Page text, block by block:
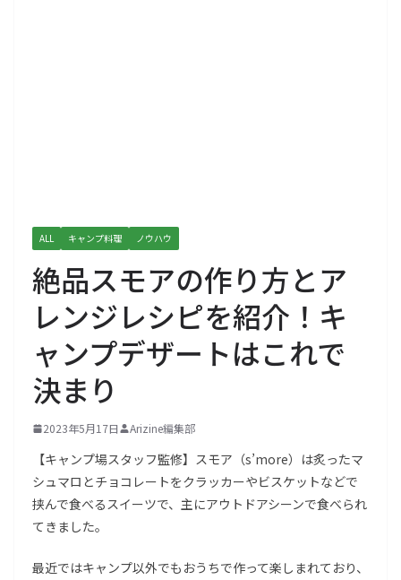
ALL キャンプ料理 ノウハウ
絶品スモアの作り方とア
レンジレシピを紹介！キ
ャンプデザートはこれで
決まり
2023年5月17日 Arizine編集部
【キャンプ場スタッフ監修】スモア（s’more）は炙ったマ
シュマロとチョコレートをクラッカーやビスケットなどで
挟んで食べるスイーツで、主にアウトドアシーンで食べられ
てきました。
最近ではキャンプ以外でもおうちで作って楽しまれており、